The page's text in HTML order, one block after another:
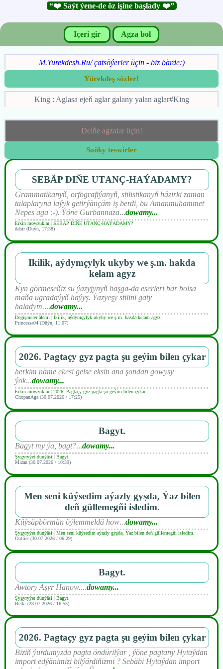
“❤️ Saýt ýene-de öz işine başlady ❤️”
Içeri gir Agza bol
M.Yurekdesh.Ru/ çatsöýerler üçin - biz bärde:)
Ýürekdeş sözler!
King : Aglasa ejeň aglar galany yalan aglar#King
Deiňe agzalar üçin!
Soňky teswirler
SEBÄP DIŇE UTАNÇ-HАÝADАMY?
Grammatikanyň, orfografiýanyň, stilistikanyň häzirki zaman
talaplaryna laýyk getirýänçäm iş berdi, bu Amanmuhammet
Nepes aga :-). Ýöne Gurbannaza...dowamy...
Erkin mowzuklar| SEBÄP DIŇE UTАNÇ-HАÝADАMY?
dabir (Düýn, 17:38)
Ikilik, aýdymçylyk ukyby we ş.m. hakda
kelam agyz
Kyn görmeseňiz su ýazyjynyň başga-da eserleri bar bolsa
maňa ugradaýyň haýyş. Ýazyeşy stilini gaty
haladym....dowamy...
Degişmeler älemi | Ikilik, aýdymçylyk ukyby we ş.m. hakda kelam agyz
Princessa04 (Düýn, 11:07)
2026. Pagtaçy gyz pagta şu geýim bilen çykar
herkim näme ekesi gelse eksin ana şondan gowysy
ýok...dowamy...
Erkin mowzuklar| 2026. Pagtaçy gyz pagta şu geýim bilen çykar
ChopanAga (30.07.2026 / 17:25)
Bagyt.
Bagyt my ýa, bagt?...dowamy...
Şygyryýet dünýäsi | Bagyt.
Mizan (30.07.2026 / 10:39)
Men seni küýsedim aýazly gyşda, Ýaz bilen
deñ güllemegñi isledim.
Küýsäpbörmän öýlemmeldä how...dowamy...
Şygyryýet dünýäsi | Men seni küýsedim aýazly gyşda, Ýaz bilen deñ güllemegñi isledim.
Outlier (30.07.2026 / 06:29)
Bagyt.
Awtory Aşyr Hanow....dowamy...
Şygyryýet dünýäsi | Bagyt.
Belki (28.07.2026 / 16:55)
2026. Pagtaçy gyz pagta şu geýim bilen çykar
Biziň ýurdumyzda pagta öndürilýar , ýöne pagtany Hytaýdan
import edýänimizi bilýärdiňizmi ? Sebäbi Hytaýdan import